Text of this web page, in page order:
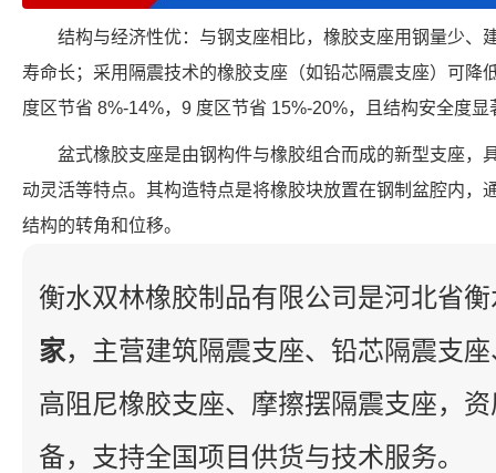
结构与经济性优：与钢支座相比，橡胶支座用钢量少、
寿命长；采用隔震技术的橡胶支座（如铅芯隔震支座）可降
度区节省 8%-14%，9 度区节省 15%-20%，且结构安全度显
盆式橡胶支座是由钢构件与橡胶组合而成的新型支座，
动灵活等特点。其构造特点是将橡胶块放置在钢制盆腔内，
结构的转角和位移。
衡水双林橡胶制品有限公司是河北省
家，主营建筑隔震支座、铅芯隔震支
高阻尼橡胶支座、摩擦摆隔震支座，
备，支持全国项目供货与技术服务。